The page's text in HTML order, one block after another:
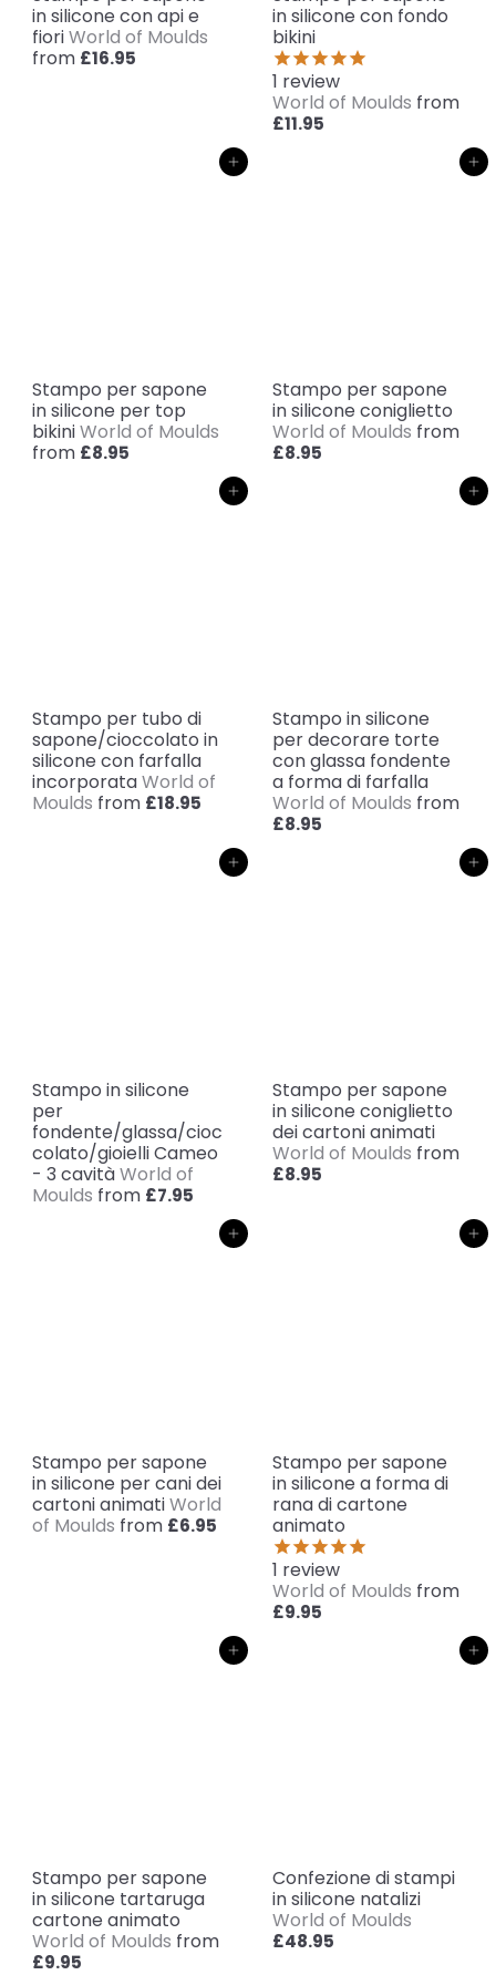
in silicone con api e
fioriWorld of Moulds
from £16.95
in silicone con fondo
bikini
1 review
World of Moulds from
£11.95
Aggiungi al carrello
Stampo per sapone
in silicone per top
bikiniWorld of Moulds
from £8.95
Aggiungi al carrello
Stampo per sapone
in silicone coniglietto
World of Moulds from
£8.95
Aggiungi al carrello
Stampo per tubo di
sapone/cioccolato in
silicone con farfalla
incorporataWorld of
Moulds from £18.95
Aggiungi al carrello
Stampo in silicone
per decorare torte
con glassa fondente
a forma di farfalla
World of Moulds from
£8.95
Aggiungi al carrello
Stampo in silicone
per
fondente/glassa/cioc
colato/gioielli Cameo
- 3 cavitàWorld of
Moulds from £7.95
Aggiungi al carrello
Stampo per sapone
in silicone coniglietto
dei cartoni animati
World of Moulds from
£8.95
Aggiungi al carrello
Stampo per sapone
in silicone per cani dei
cartoni animatiWorld
of Moulds from £6.95
Aggiungi al carrello
Stampo per sapone
in silicone a forma di
rana di cartone
animato
1 review
World of Moulds from
£9.95
Aggiungi al carrello
Stampo per sapone
in silicone tartaruga
cartone animato
World of Moulds from
£9.95
Aggiungi al carrello
Confezione di stampi
in silicone natalizi
World of Moulds
£48.95